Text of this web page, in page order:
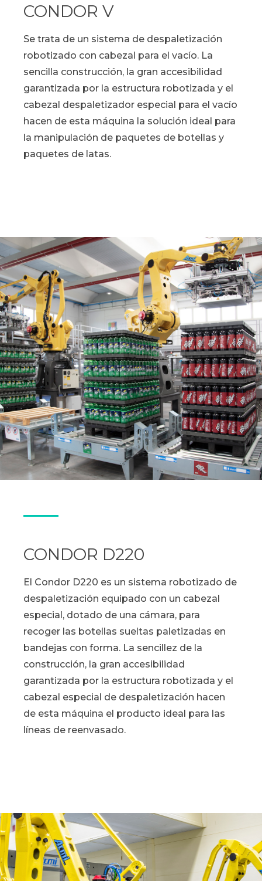
CONDOR V
Se trata de un sistema de despaletización
robotizado con cabezal para el vacío. La
sencilla construcción, la gran accesibilidad
garantizada por la estructura robotizada y el
cabezal despaletizador especial para el vacío
hacen de esta máquina la solución ideal para
la manipulación de paquetes de botellas y
paquetes de latas.
CONDOR D220
El Condor D220 es un sistema robotizado de
despaletización equipado con un cabezal
especial, dotado de una cámara, para
recoger las botellas sueltas paletizadas en
bandejas con forma. La sencillez de la
construcción, la gran accesibilidad
garantizada por la estructura robotizada y el
cabezal especial de despaletización hacen
de esta máquina el producto ideal para las
líneas de reenvasado.